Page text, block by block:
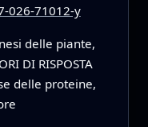
026-71012-y
delle piante,
DI RISPOSTA
delle proteine,